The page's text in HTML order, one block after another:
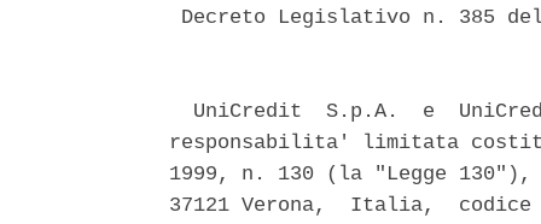
Decreto Legislativo n. 385
UniCredit  S.p.A.  e
responsabilita' limitata
1999, n. 130 (la "Legge
37121 Verona,  Italia,